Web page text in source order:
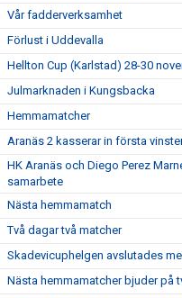
Vår fadderverksamhet
Förlust i Uddevalla
Hellton Cup (Karlstad) 28-30
Julmarknaden i Kungsbacka
Hemmamatcher
Aranäs 2 kasserar in första
HK Aranäs och Diego Perez
samarbete
Nästa hemmamatch
Två dagar två matcher
Skadevicuphelgen avslutades
Nästa hemmamatcher bjuder på